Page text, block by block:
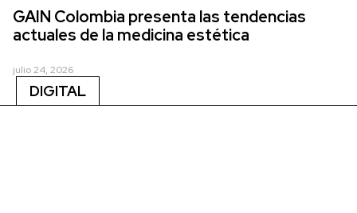
GAIN Colombia presenta las tendencias
actuales de la medicina estética
julio 24, 2026
DIGITAL